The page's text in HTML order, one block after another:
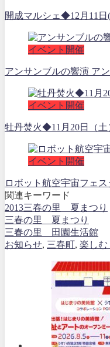
開成マルシェ◆12月11日
イベント開催
アンサンブルの響演 ア
イベント開催
牡丹焚火◆11月20日（土
イベント開催
ロボット航空宇宙フェ
関連キーワード
2013三春の里 夏まつり
三春の里 夏まつり
三春の里 田園生活館
お知らせ, 三春町, 楽しむ